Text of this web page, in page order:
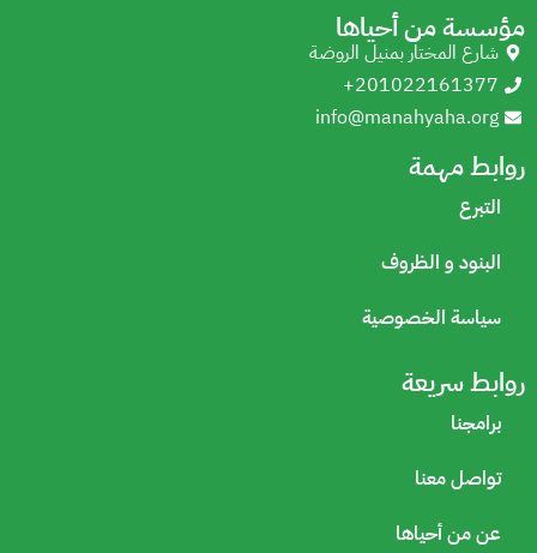
مؤسسة من أحياها
شارع المختار بمنيل الروضة
+201022161377
info@manahyaha.org
روابط مهمة
التبرع
البنود و الظروف
سياسة الخصوصية
روابط سريعة
برامجنا
تواصل معنا
عن من أحياها